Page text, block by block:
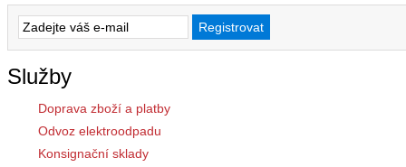
Služby
Doprava zboží a platby
Odvoz elektroodpadu
Konsignační sklady